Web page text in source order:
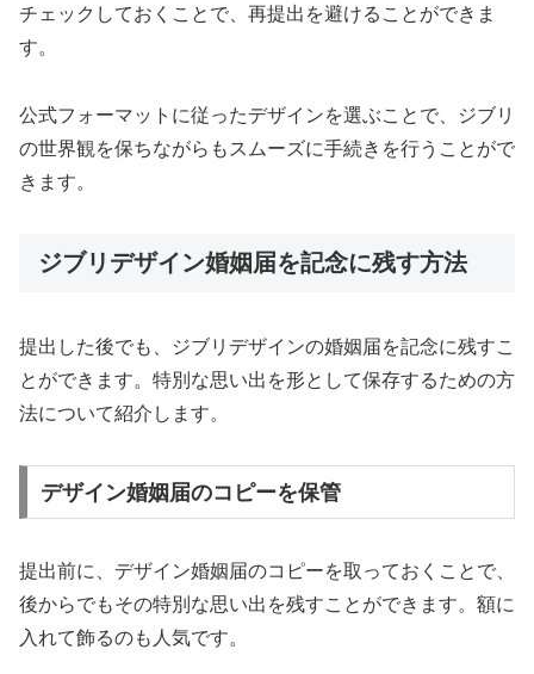
チェックしておくことで、再提出を避けることができま
す。
公式フォーマットに従ったデザインを選ぶことで、ジブリ
の世界観を保ちながらもスムーズに手続きを行うことがで
きます。
ジブリデザイン婚姻届を記念に残す方法
提出した後でも、ジブリデザインの婚姻届を記念に残すこ
とができます。特別な思い出を形として保存するための方
法について紹介します。
デザイン婚姻届のコピーを保管
提出前に、デザイン婚姻届のコピーを取っておくことで、
後からでもその特別な思い出を残すことができます。額に
入れて飾るのも人気です。